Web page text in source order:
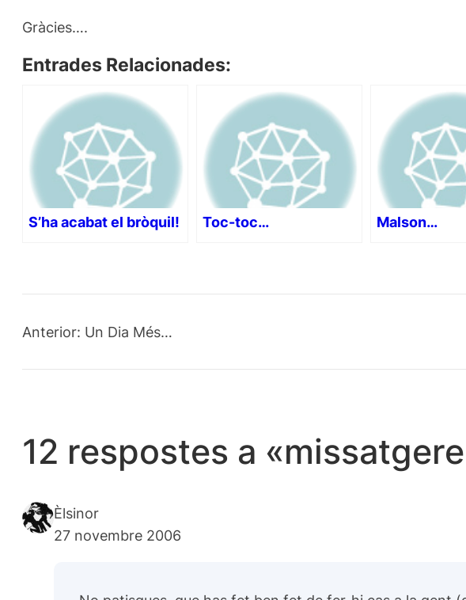
Gràcies….
Entrades Relacionades:
S’ha acabat el bròquil! Toc-toc… Malson…
Anterior: Un Dia Més…
12 respostes a
Èlsinor
27 novembre 2006